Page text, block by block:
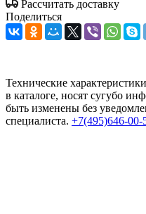
Рассчитать доставку
Поделиться
Технические
в каталоге, носят сугубо
быть изменены без
специалиста. +7(495)646-00-